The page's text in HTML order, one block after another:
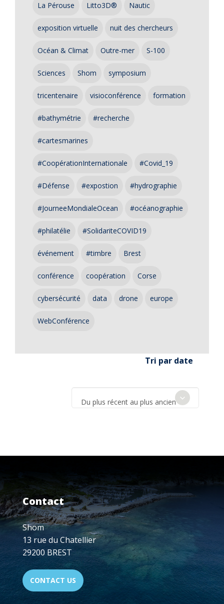
La Pérouse Litto3D® Nautic
exposition virtuelle nuit des chercheurs
Océan & Climat Outre-mer S-100
Sciences Shom symposium
tricentenaire visioconférence formation
#bathymétrie #recherche
#cartesmarines
#CoopérationInternationale #Covid_19
#Défense #expostion #hydrographie
#JourneeMondialeOcean #océanographie
#philatélie #SolidariteCOVID19
événement #timbre Brest
conférence coopération Corse
cybersécurité data drone europe
WebConférence
Tri par date
Du plus récent au plus ancien
Contact
Shom
13 rue du Chatellier
29200 BREST
CONTACT US